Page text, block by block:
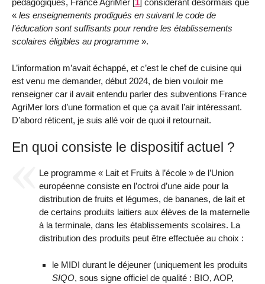
pédagogiques, France AgriMer [1] considérant désormais que
« les enseignements prodigués en suivant le code de
l’éducation sont suffisants pour rendre les établissements
scolaires éligibles au programme ».
L’information m’avait échappé, et c’est le chef de cuisine qui
est venu me demander, début 2024, de bien vouloir me
renseigner car il avait entendu parler des subventions France
AgriMer lors d’une formation et que ça avait l’air intéressant.
D’abord réticent, je suis allé voir de quoi il retournait.
En quoi consiste le dispositif actuel ?
Le programme « Lait et Fruits à l’école » de l’Union
européenne consiste en l’octroi d’une aide pour la
distribution de fruits et légumes, de bananes, de lait et
de certains produits laitiers aux élèves de la maternelle
à la terminale, dans les établissements scolaires. La
distribution des produits peut être effectuée au choix :
le MIDI durant le déjeuner (uniquement les produits
SIQO, sous signe officiel de qualité : BIO, AOP,